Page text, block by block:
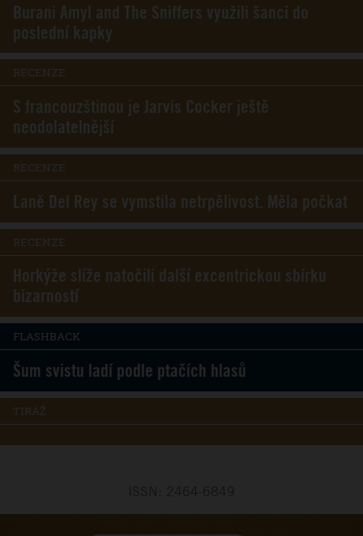
Burani Amyl and The Sniffers využili šanci do
poslední kapky
RECENZE
S francouzštinou je Jarvis Cocker ještě
neodolatelnější
RECENZE
Laně Del Rey se vymstila netrpělivost. Měla počkat
RECENZE
Horkýže slíže natočili další excentrickou sbírku
bizarností
FLASHBACK
Šum svistu ladí podle ptačích hlasů
TIRÁŽ